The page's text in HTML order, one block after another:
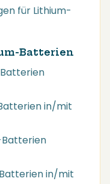
für Lithium-
Batterien
in/mit
Batterien
in/mit